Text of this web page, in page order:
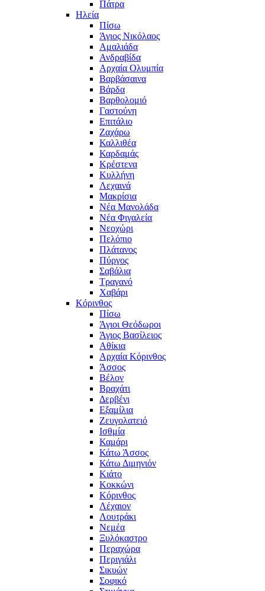
Πάτρα
Ηλεία
Πίσω
Άγιος Νικόλαος
Αμαλιάδα
Ανδραβίδα
Αρχαία Ολυμπία
Βαρβάσαινα
Βάρδα
Βαρθολομιό
Γαστούνη
Επιτάλιο
Ζαχάρω
Καλλιθέα
Καρδαμάς
Κρέστενα
Κυλλήνη
Λεχαινά
Μακρίσια
Νέα Μανολάδα
Νέα Φιγαλεία
Νεοχώρι
Πελόπιο
Πλάτανος
Πύργος
Σαβάλια
Τραγανό
Χαβάρι
Κόρινθος
Πίσω
Άγιοι Θεόδωροι
Άγιος Βασίλειος
Αθίκια
Αρχαία Κόρινθος
Άσσος
Βέλον
Βραχάτι
Δερβένι
Εξαμίλια
Ζευγολατειό
Ισθμία
Καμάρι
Κάτω Άσσος
Κάτω Διμηνιόν
Κιάτο
Κοκκώνι
Κόρινθος
Λέχαιον
Λουτράκι
Νεμέα
Ξυλόκαστρο
Περαχώρα
Περιγιάλι
Σικυών
Σοφικό